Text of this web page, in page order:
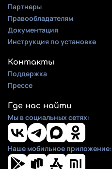
Партнеры
Правообладателям
Документация
Инструкция по установке
Контакты
Поддержка
Прессе
Где нас найти
Мы в социальных сетях:
Наше мобильное приложение: